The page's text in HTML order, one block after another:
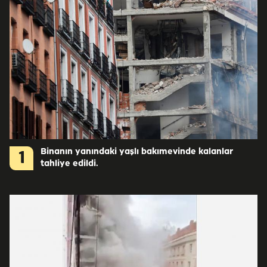
1
Binanın yanındaki yaşlı bakımevinde kalanlar
tahliye edildi.